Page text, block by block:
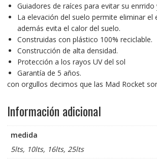
Guiadores de raíces para evitar su
La elevación del suelo permite eliminar el
además evita el calor del suelo.
Construidas con plástico 100% reciclable.
Construcción de alta densidad.
Protección a los rayos UV del sol
Garantía de 5 años.
con orgullos decimos que las Mad Rocket
Información adicional
medida
5lts, 10lts, 16lts, 25lts